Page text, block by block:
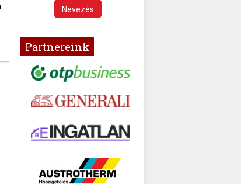
Nevezés
Partnereink